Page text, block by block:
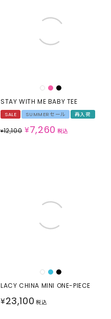
STAY WITH ME BABY TEE
SALE SUMMERセール 再入荷
¥12,100 ¥7,260 税込
LACY CHINA MINI ONE-PIECE
¥23,100 税込